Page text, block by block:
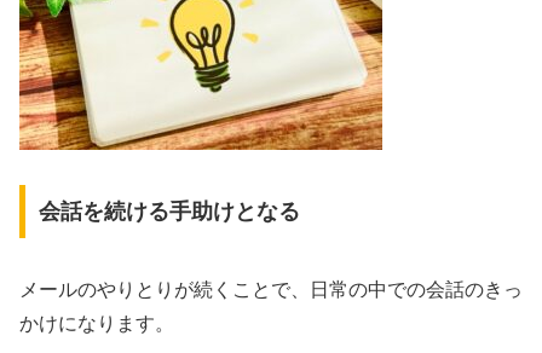
会話を続ける手助けとなる
メールのやりとりが続くことで、日常の中での会話のきっ
かけになります。